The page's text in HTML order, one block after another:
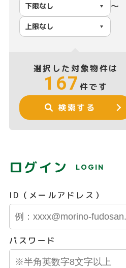
〜
選択した対象物件は
167 件です
検索する
ログイン LOGIN
ID（メールアドレス）
パスワード